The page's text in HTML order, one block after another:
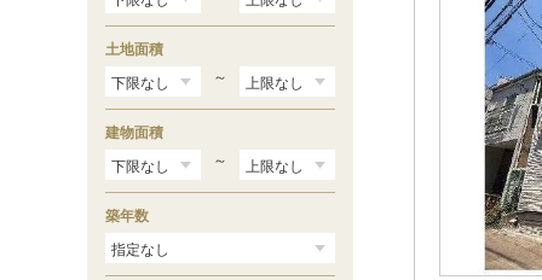
土地面積
～
建物面積
～
築年数